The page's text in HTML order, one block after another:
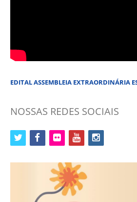
EDITAL ASSEMBLEIA EXTRAORDINÁRIA
NOSSAS REDES SOCIAIS
twitter facebookflickr youtubeinstagram